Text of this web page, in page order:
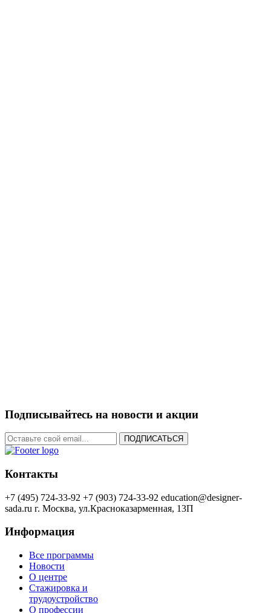
Подписывайтесь на новости и акции
ПОДПИСАТЬСЯ
Контакты
+7 (495) 724-33-92 +7 (903) 724-33-92 education@designer-
sada.ru г. Москва, ул.Красноказарменная, 13П
Информация
Все программы
Новости
О центре
Стажировка и
трудоустройство
О профессии